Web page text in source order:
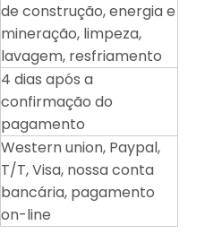
de construção, energia e
mineração, limpeza,
lavagem, resfriamento
4 dias após a
confirmação do
pagamento
Western union, Paypal,
T/T, Visa, nossa conta
bancária, pagamento
on-line